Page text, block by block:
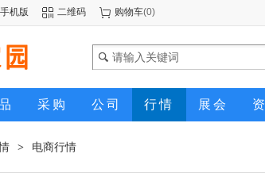
手机版 二维码 购物车(0)
采购 公司 行情 展会
> 电商行情